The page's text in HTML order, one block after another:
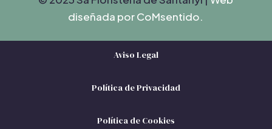
diseñada por CoMsentido.
Aviso Legal
Política de Privacidad
Política de Cookies